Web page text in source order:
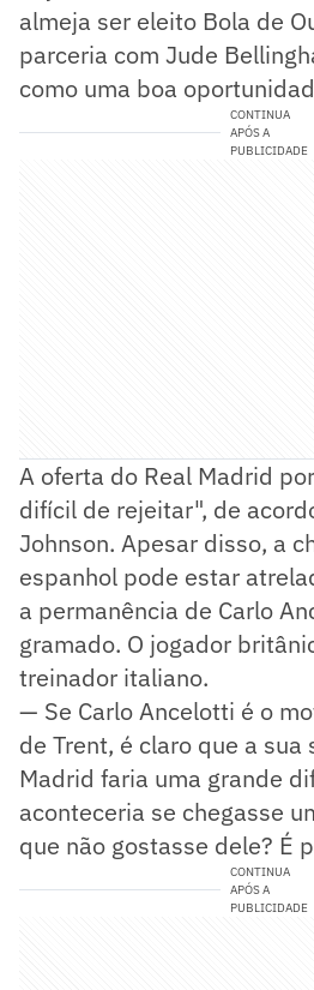
almeja ser eleito Bola de
parceria com Jude
como uma boa
CONTINUA
APÓS A
PUBLICIDADE
A oferta do Real Madrid
difícil de rejeitar", de
Johnson. Apesar disso, a
espanhol pode estar
a permanência de Carlo
gramado. O jogador
treinador italiano.
— Se Carlo Ancelotti é o
de Trent, é claro que a sua
Madrid faria uma grande
aconteceria se chegasse
que não gostasse dele? É
CONTINUA
APÓS A
PUBLICIDADE